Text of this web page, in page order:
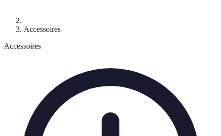
Accessoires
Accessoires